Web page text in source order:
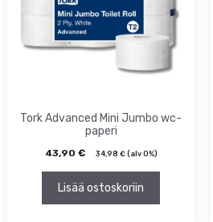
Tork Advanced Mini Jumbo wc-
paperi
43,90 € 34,98 €(alv 0%)
Lisää ostoskoriin